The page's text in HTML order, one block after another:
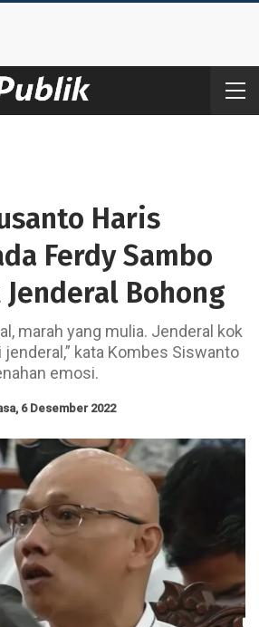
Haris
Ferdy Sambo
Bohong
marah yang mulia. Jenderal kok
kata Kombes Siswanto
emosi.
6 Desember 2022